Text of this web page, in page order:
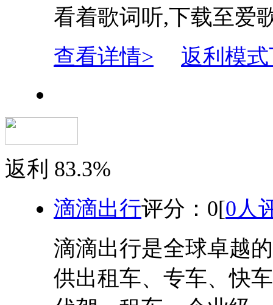
看着歌词听,下载至爱
查看详情>
返利模
返利 83.3%
滴滴出行评分： 0[0人
滴滴出行是全球卓越
供出租车、专车、快